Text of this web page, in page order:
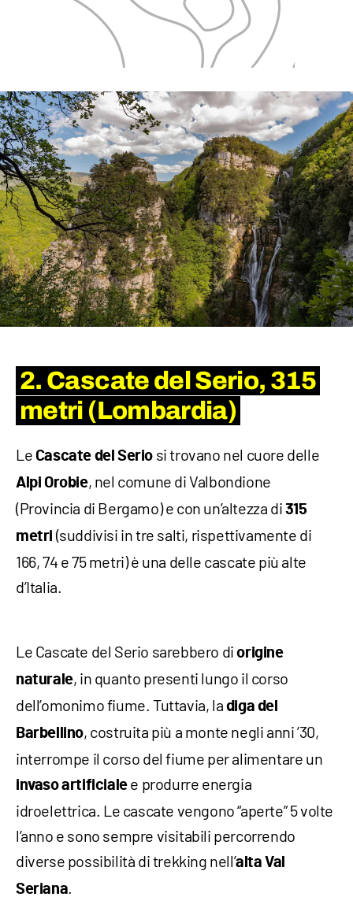
2. Cascate del Serio, 315
metri (Lombardia)
Le Cascate del Serio si trovano nel cuore delle
Alpi Orobie, nel comune di Valbondione
(Provincia di Bergamo) e con un’altezza di 315
metri (suddivisi in tre salti, rispettivamente di
166, 74 e 75 metri) è una delle cascate più alte
d’Italia.
Le Cascate del Serio sarebbero diorigine
naturale, in quanto presenti lungo il corso
dell’omonimo fiume. Tuttavia, la diga del
Barbellino, costruita più a monte negli anni ’30,
interrompe il corso del fiume per alimentare un
invasoartificialee produrre energia
idroelettrica. Le cascate vengono “aperte” 5 volte
l’anno e sono sempre visitabili percorrendo
diverse possibilità di trekking nell’alta Val
Seriana.